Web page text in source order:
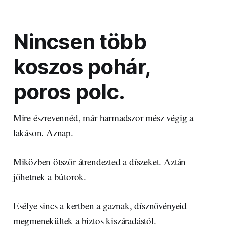
Nincsen több
koszos pohár,
poros polc.
Mire észrevennéd, már harmadszor mész végig a
lakáson. Aznap.
Miközben ötször átrendezted a díszeket. Aztán
jöhetnek a bútorok.
Esélye sincs a kertben a gaznak, dísznövényeid
megmenekültek a biztos kiszáradástól.